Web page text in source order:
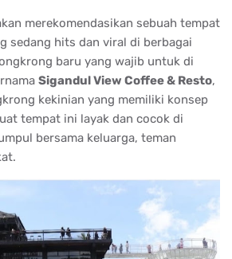
merekomendasikan sebuah tempat
sedang hits dan viral di berbagai
baru yang wajib untuk di
Sigandul View Coffee & Resto,
kekinian yang memiliki konsep
tempat ini layak dan cocok di
bersama keluarga, teman